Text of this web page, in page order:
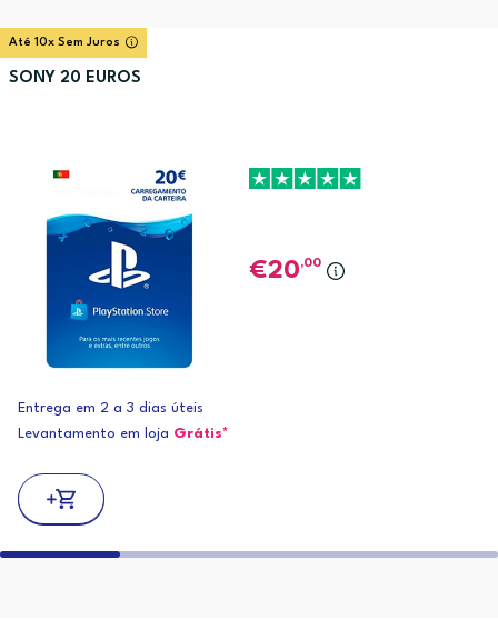
Até 10x Sem Juros
SONY 20 EUROS
20,00
Entrega em 2 a 3 dias úteis
Levantamento em loja Grátis*